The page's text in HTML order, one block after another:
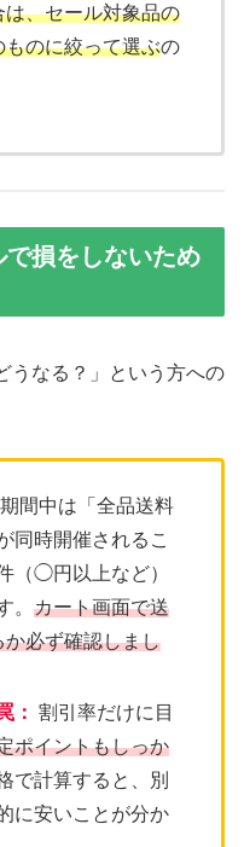
、セール対象品の
のに絞って選ぶの
損をしないため
うなる？」という方への
間中は「全品送料
同時開催されるこ
（◯円以上など）
。 カート画面で送
必ず確認しまし
： 割引率だけに目
ポイントもしっか
で計算すると、別
に安いことが分か